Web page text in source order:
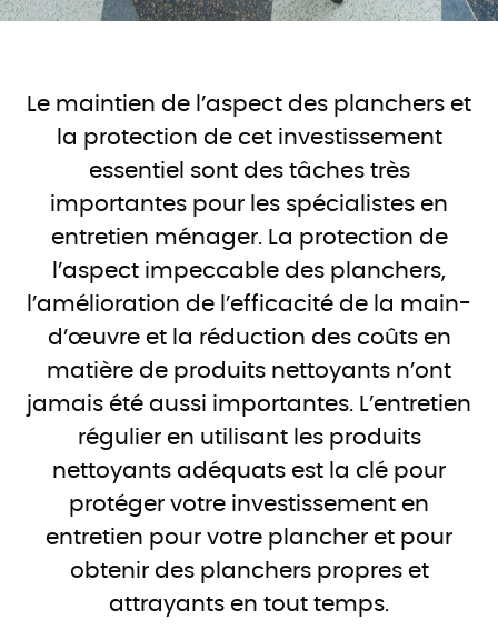
Le maintien de l’aspect des planchers et
la protection de cet investissement
essentiel sont des tâches très
importantes pour les spécialistes en
entretien ménager. La protection de
l’aspect impeccable des planchers,
l’amélioration de l’efficacité de la main-
d’œuvre et la réduction des coûts en
matière de produits nettoyants n’ont
jamais été aussi importantes. L’entretien
régulier en utilisant les produits
nettoyants adéquats est la clé pour
protéger votre investissement en
entretien pour votre plancher et pour
obtenir des planchers propres et
attrayants en tout temps.